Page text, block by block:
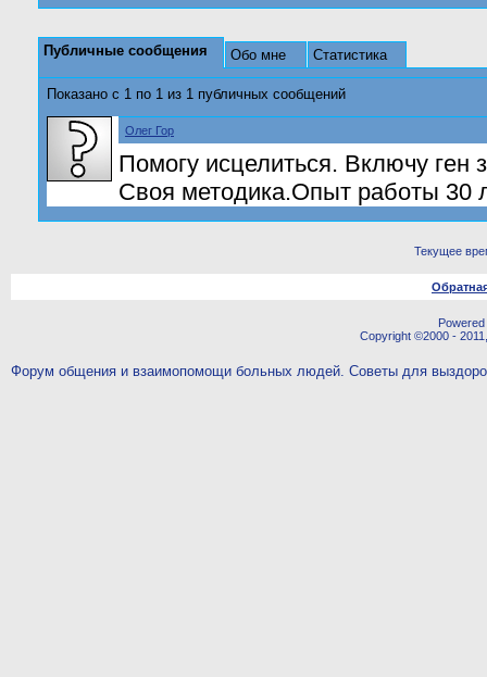
Публичные сообщения Обо мне Статистика
Показано с 1 по 1 из 1 публичных сообщений
Олег Гор
Помогу исцелиться. Включу ген
Своя методика.Опыт работы 30
Текущее
Copyright ©2000 -
Форум общения и взаимопомощи больных людей. Советы для